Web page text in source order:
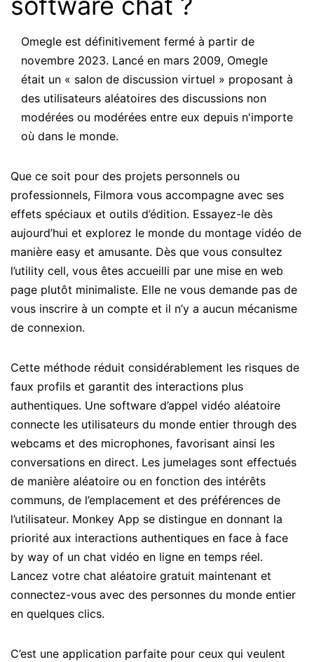
Omegle est définitivement fermé à partir de
novembre 2023. Lancé en mars 2009, Omegle
était un « salon de discussion virtuel » proposant à
des utilisateurs aléatoires des discussions non
modérées ou modérées entre eux depuis n'importe
où dans le monde.
Que ce soit pour des projets personnels ou
professionnels, Filmora vous accompagne avec ses
effets spéciaux et outils d’édition. Essayez-le dès
aujourd’hui et explorez le monde du montage vidéo de
manière easy et amusante. Dès que vous consultez
l’utility cell, vous êtes accueilli par une mise en web
page plutôt minimaliste. Elle ne vous demande pas de
vous inscrire à un compte et il n’y a aucun mécanisme
de connexion.
Cette méthode réduit considérablement les risques de
faux profils et garantit des interactions plus
authentiques. Une software d’appel vidéo aléatoire
connecte les utilisateurs du monde entier through des
webcams et des microphones, favorisant ainsi les
conversations en direct. Les jumelages sont effectués
de manière aléatoire ou en fonction des intérêts
communs, de l’emplacement et des préférences de
l’utilisateur. Monkey App se distingue en donnant la
priorité aux interactions authentiques en face à face
by way of un chat vidéo en ligne en temps réel.
Lancez votre chat aléatoire gratuit maintenant et
connectez-vous avec des personnes du monde entier
en quelques clics.
C’est une application parfaite pour ceux qui veulent